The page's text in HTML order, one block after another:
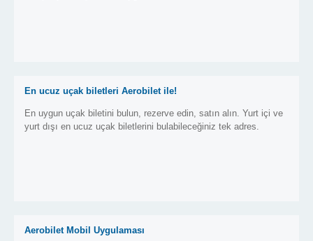
En ucuz uçak biletleri Aerobilet ile!
En uygun uçak biletini bulun, rezerve edin, satın alın. Yurt içi ve
yurt dışı en ucuz uçak biletlerini bulabileceğiniz tek adres.
Aerobilet Mobil Uygulaması